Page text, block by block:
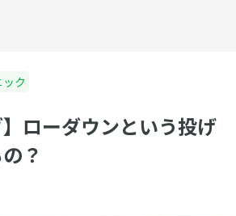
ク
】ローダウンという投げ
？